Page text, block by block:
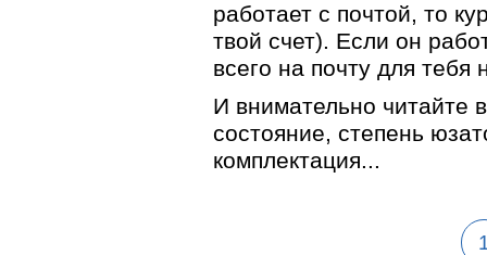
работает с почтой, то
твой счет). Если он
всего на почту для тебя
И внимательно читайте
состояние, степень
комплектация...